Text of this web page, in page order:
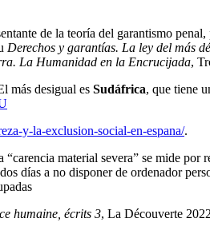
de la teoría del garantismo
Derechos y garantías. La ley del más
La Humanidad en la Encrucijada,
más desigual es Sudáfrica, que tiene
y-la-exclusion-social-en-espana/.
material severa” se mide
días a no disponer de ordenador
humaine, écrits 3, La Découverte